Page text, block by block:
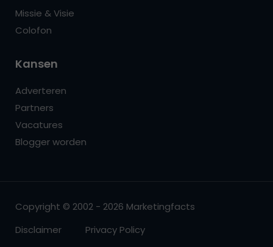
Missie & Visie
Colofon
Kansen
Adverteren
Partners
Vacatures
Blogger worden
Copyright © 2002 - 2026 Marketingfacts
Disclaimer
Privacy Policy